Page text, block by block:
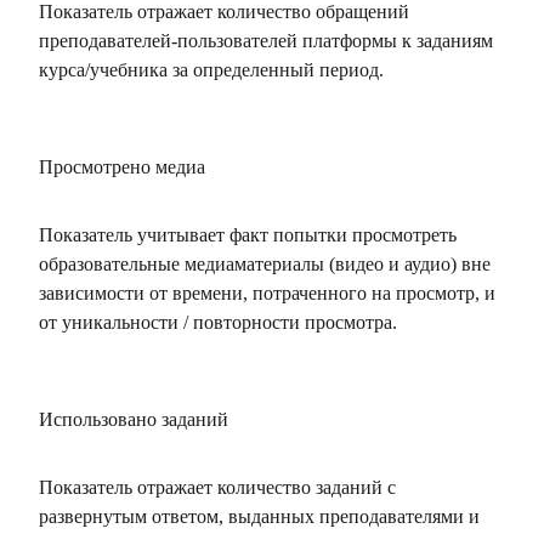
Показатель отражает количество обращений
преподавателей-пользователей платформы к заданиям
курса/учебника за определенный период.
Просмотрено медиа
Показатель учитывает факт попытки просмотреть
образовательные медиаматериалы (видео и аудио) вне
зависимости от времени, потраченного на просмотр, и
от уникальности / повторности просмотра.
Использовано заданий
Показатель отражает количество заданий с
развернутым ответом, выданных преподавателями и